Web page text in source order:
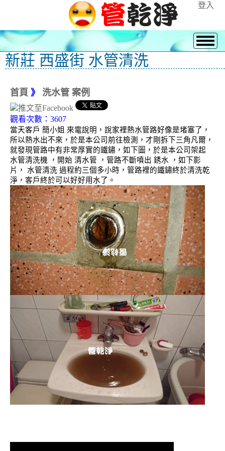
登入
新莊 西盛街 水管清洗
首頁 》 洗水管 案例
觀看次數：3607
當天客戶 簡小姐 來電說明，說家裡熱水管路好像是堵塞了，
所以熱水出不來，於是本公司前往檢測，才剛拆下三角凡爾，
就發現管路中有非常厚實的鐵鏽，如下圖，於是本公司架起
水管清洗機 ，開始 清水管 ，管路不斷噴出 銹水 ，如下影
片， 水管清洗 過程約三個多小時，管路裡的鐵鏽終於清洗乾
淨，客戶終於可以好好用水了。